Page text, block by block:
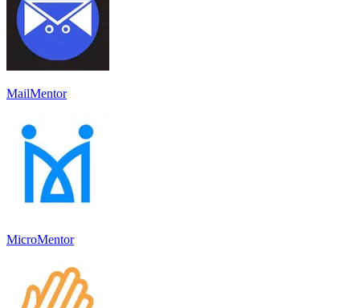
MailMentor
MicroMentor